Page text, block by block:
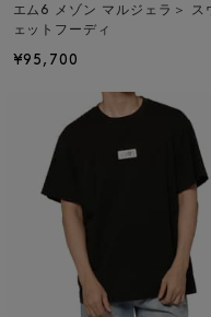
エム6 メゾン マルジェラ＞ ス
ェットフーディ
¥95,700